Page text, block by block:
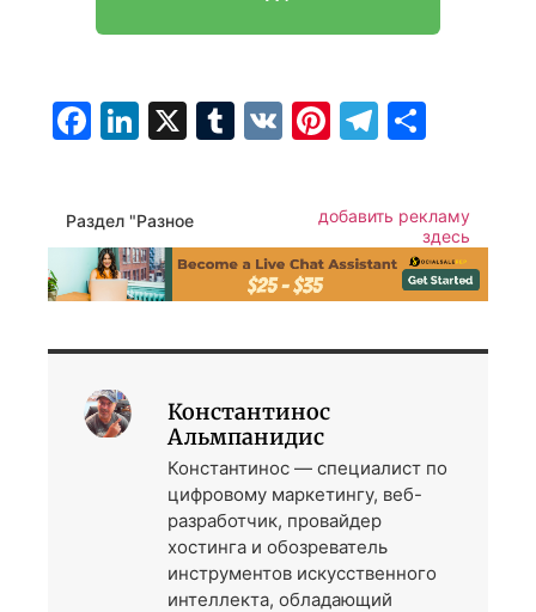
Facebook
LinkedIn
X Tumblr
VK Pinterest
Раздел "Разное
добавить рекламу
здесь
Константинос
Альмпанидис
Константинос — специалист по
цифровому маркетингу, веб-
разработчик, провайдер
хостинга и обозреватель
инструментов искусственного
интеллекта, обладающий